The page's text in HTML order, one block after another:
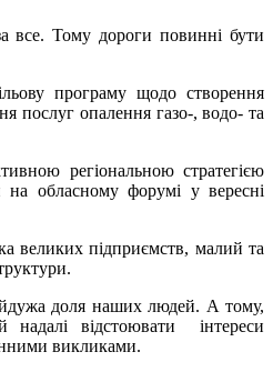
все. Тому дороги повинні бути
програму щодо створення
послуг опалення газо-, водо- та
регіональною стратегією
на обласному форумі у вересні
великих підприємств, малий та
доля наших людей. А тому,
відстоювати інтереси
викликами.